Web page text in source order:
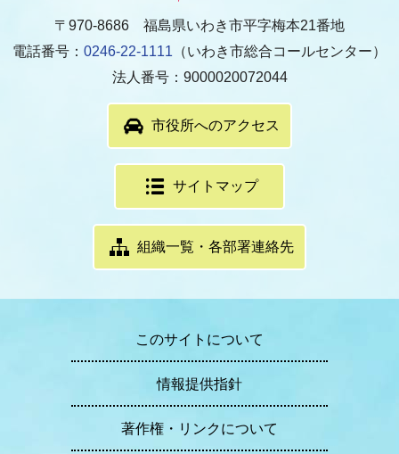
〒970-8686 福島県いわき市平字梅本21番地
電話番号： 0246-22-1111 （いわき市総合コールセンター）
法人番号：9000020072044
市役所へのアクセス
サイトマップ
組織一覧・各部署連絡先
このサイトについて
情報提供指針
著作権・リンクについて